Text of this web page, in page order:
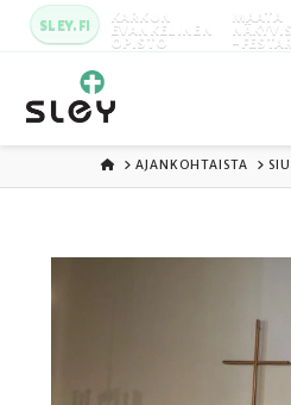
SLEY.FI KARKUN
EVANKELINEN
OPISTO
MAATA
-
ETUSIVU
AJANKOHTAISTA